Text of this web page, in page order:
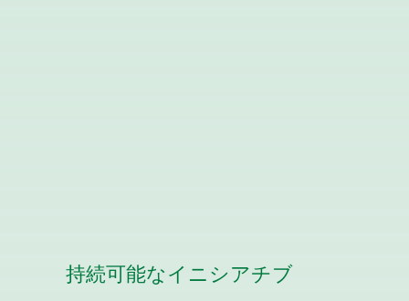
持続可能なイニシアチブ